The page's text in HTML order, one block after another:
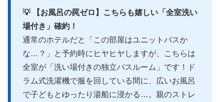
💡 【お風呂の罠ゼロ】こちらも嬉しい「全室洗い
場付き」確約！
通常のホテルだと「この部屋はユニットバスか
な…？」と予約時にヒヤヒヤしますが、こちらは
全室が「洗い場付きの独立バスルーム」です！ド
ラム式洗濯機で服を回している間に、広いお風呂
で子どもとゆったり湯船に浸かる…。親のストレ